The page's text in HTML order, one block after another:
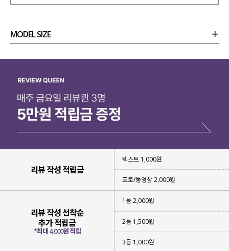
MODEL SIZE
리뷰 작성 적립금
텍스트 1,000원
포토/동영상 2,000원
리뷰 작성 선착순
추가 적립금
*최대 4,000원 적립
1등 2,000원
2등 1,500원
3등 1,000원